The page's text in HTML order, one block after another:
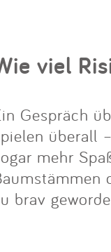
viel
Gespräch
überall
mehr
brav